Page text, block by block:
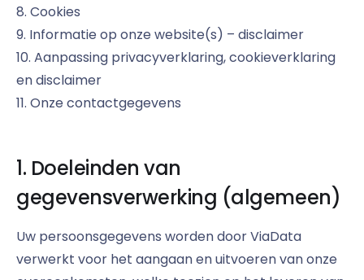
8. Cookies
9. Informatie op onze website(s) – disclaimer
10. Aanpassing privacyverklaring, cookieverklaring
en disclaimer
11. Onze contactgegevens
1. Doeleinden van
gegevensverwerking (algemeen)
Uw persoonsgegevens worden door ViaData
verwerkt voor het aangaan en uitvoeren van onze